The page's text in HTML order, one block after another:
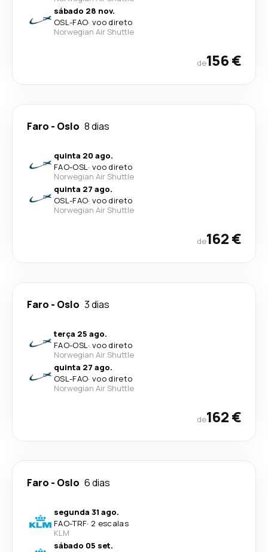
sábado 28 nov.
OSL-FAO· voo direto
Norwegian Air Shuttle
de156 €
Faro - Oslo 8 dias
quinta 20 ago.
FAO-OSL· voo direto
Norwegian Air Shuttle
quinta 27 ago.
OSL-FAO· voo direto
Norwegian Air Shuttle
de162 €
Faro - Oslo 3 dias
terça 25 ago.
FAO-OSL· voo direto
Norwegian Air Shuttle
quinta 27 ago.
OSL-FAO· voo direto
Norwegian Air Shuttle
de162 €
Faro - Oslo 6 dias
segunda 31 ago.
FAO-TRF· 2 escalas
KLM
sábado 05 set.